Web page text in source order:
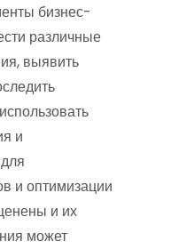
бизнес-
различные
выявить
и
и оптимизации
и их
может